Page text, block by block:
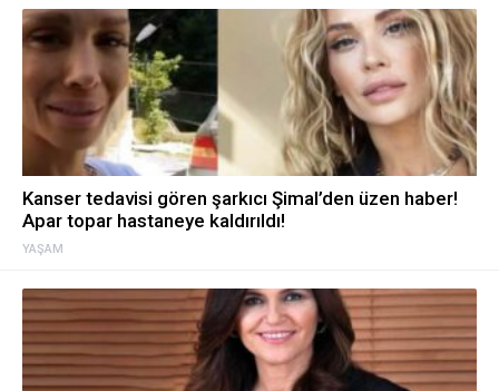
YAŞAM
Kanser tedavisi gören şarkıcı Şimal’den üzen haber!
Apar topar hastaneye kaldırıldı!